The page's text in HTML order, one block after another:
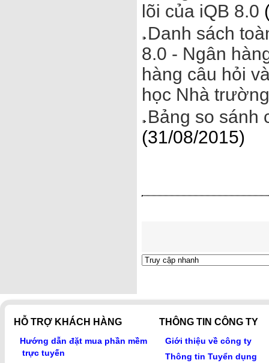
lõi của iQB 8.0
Danh sách
8.0 - Ngân
hàng câu hỏi
học Nhà trường
Bảng so sánh
(31/08/2015)
HỖ TRỢ KHÁCH HÀNG
Hướng dẫn đặt mua phần mềm
trực tuyến
THÔNG TIN CÔNG TY
Giới thiệu về công ty
Thông tin Tuyển dụng